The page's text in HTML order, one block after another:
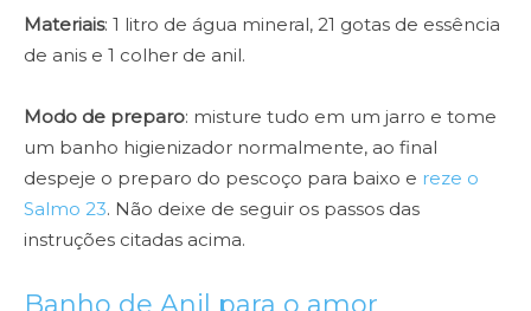
Materiais: 1 litro de água mineral, 21 gotas de essência
de anis e 1 colher de anil.
Modo de preparo: misture tudo em um jarro e tome
um banho higienizador normalmente, ao final
despeje o preparo do pescoço para baixo e reze o
Salmo 23. Não deixe de seguir os passos das
instruções citadas acima.